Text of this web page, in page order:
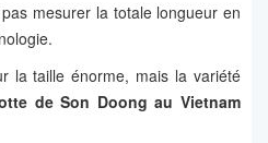
mesurer la totale longueur en
la taille énorme, mais la variété
de Son Doong au Vietnam